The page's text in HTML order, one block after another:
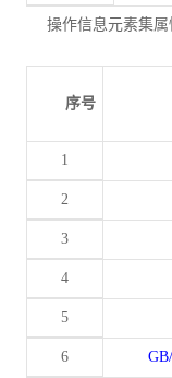
操作信息元素集
序号
1
2
3
4
5
6